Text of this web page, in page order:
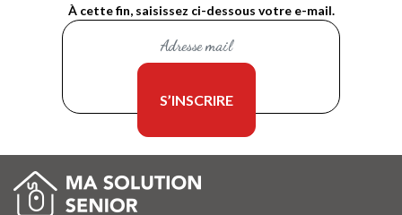
À cette fin, saisissez ci-dessous votre e-mail.